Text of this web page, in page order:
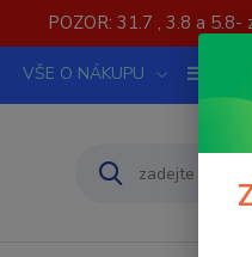
POZOR: 31.7 , 3.8 a
VŠE O NÁKUPU